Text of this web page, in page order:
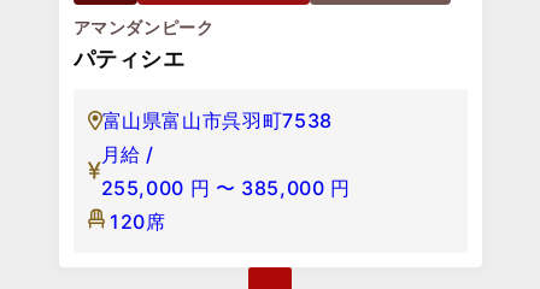
アマンダンピーク
パティシエ
富山県富山市呉羽町7538
月給 /
255,000 円 〜 385,000 円
120席